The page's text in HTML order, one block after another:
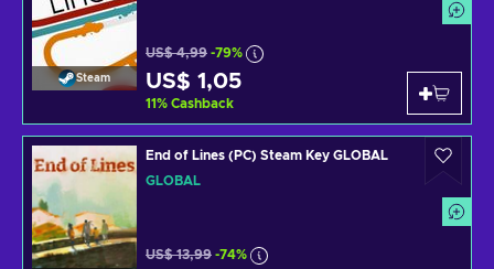
Steam
US$ 4,99 -79%
US$ 1,05
11% Cashback
End of Lines (PC) Steam Key GLOBAL
GLOBAL
US$ 13,99 -74%